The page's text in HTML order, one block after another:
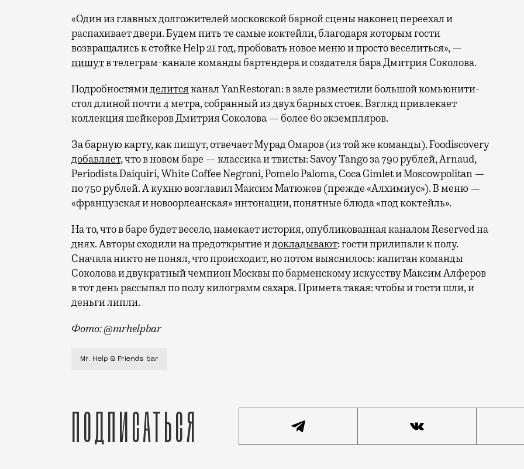
«Один из главных долгожителей московской барной сцены наконец переехал и
распахивает двери. Будем пить те самые коктейли, благодаря которым гости
возвращались к стойке Help 21 год, пробовать новое меню и просто веселиться», —
пишутв телеграм-канале команды бартендера и создателя бара Дмитрия Соколова.
Подробностямиделитсяканал YanRestoran: в зале разместили большой комьюнити-
стол длиной почти 4 метра, собранный из двух барных стоек. Взгляд привлекает
коллекция шейкеров Дмитрия Соколова — более 60 экземпляров.
За барную карту, как пишут, отвечает Мурад Омаров (из той же команды).Foodiscovery
добавляет, что в новом баре — классика и твисты: Savoy Tango за 790 рублей, Arnaud,
Periodista Daiquiri, White Coffee Negroni, Pomelo Paloma, Coca Gimlet и Moscowpolitan —
по 750 рублей.А кухню возглавил Максим Матюжев (прежде «Алхимиус»). В меню —
«французская и новоорлеанская» интонации, понятные блюда «под коктейль».
На то, что в баре будет весело, намекает история, опубликованная каналом Reserved на
днях. Авторы сходили на предоткрытие идокладывают: гости прилипали к полу.
Сначала никто не понял, что происходит, но потом выяснилось:капитан команды
Соколова и двукратный чемпион Москвы по барменскому искусству Максим Алферов
в тот день рассыпал по полу килограмм сахара. Примета такая: чтобы и гости шли, и
деньги липли.
Фото: @mrhelpbar
Перед нами пример того, как может измениться место, чтобы соответствовать духу
Mr. Help & Friends bar
Подписаться